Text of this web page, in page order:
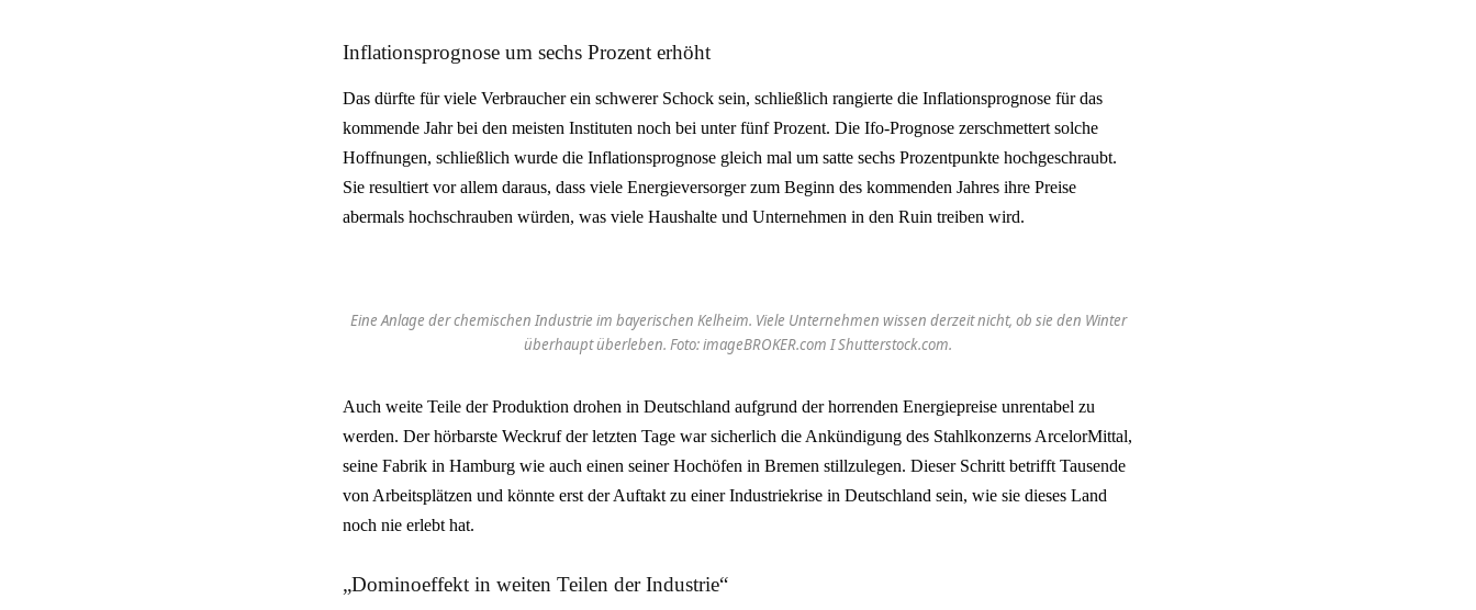
Inflationsprognose um sechs Prozent erhöht
Das dürfte für viele Verbraucher ein schwerer Schock sein, schließlich rangierte die Inflationsprognose für das
kommende Jahr bei den meisten Instituten noch bei unter fünf Prozent. Die Ifo-Prognose zerschmettert solche
Hoffnungen, schließlich wurde die Inflationsprognose gleich mal um satte sechs Prozentpunkte hochgeschraubt.
Sie resultiert vor allem daraus, dass viele Energieversorger zum Beginn des kommenden Jahres ihre Preise
abermals hochschrauben würden, was viele Haushalte und Unternehmen in den Ruin treiben wird.
Eine Anlage der chemischen Industrie im bayerischen Kelheim. Viele Unternehmen wissen derzeit nicht, ob sie den Winter
überhaupt überleben. Foto: imageBROKER.com I Shutterstock.com.
Auch weite Teile der Produktion drohen in Deutschland aufgrund der horrenden Energiepreise unrentabel zu
werden. Der hörbarste Weckruf der letzten Tage war sicherlich die Ankündigung des Stahlkonzerns ArcelorMittal,
seine Fabrik in Hamburg wie auch einen seiner Hochöfen in Bremen stillzulegen. Dieser Schritt betrifft Tausende
von Arbeitsplätzen und könnte erst der Auftakt zu einer Industriekrise in Deutschland sein, wie sie dieses Land
noch nie erlebt hat.
„Dominoeffekt in weiten Teilen der Industrie“